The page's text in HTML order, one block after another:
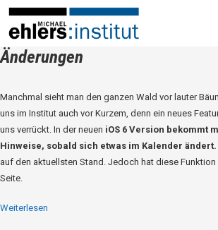
Änderungen
Manchmal sieht man den ganzen Wald vor lauter
uns im Institut auch vor Kurzem, denn ein neues
uns verrückt. In der neuen iOS 6 Version bekommt
Hinweise, sobald sich etwas im Kalender ändert.
auf den aktuellsten Stand. Jedoch hat diese Funktion
Seite.
Weiterlesen